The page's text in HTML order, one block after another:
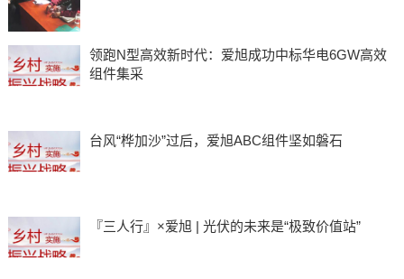
领跑N型高效新时代：爱旭成功中标华电6GW高效
组件集采
台风“桦加沙”过后，爱旭ABC组件坚如磐石
『三人行』×爱旭 | 光伏的未来是“极致价值站”